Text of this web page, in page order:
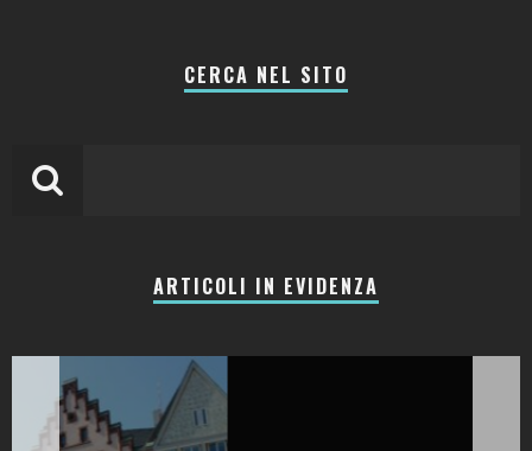
CERCA NEL SITO
ARTICOLI IN EVIDENZA